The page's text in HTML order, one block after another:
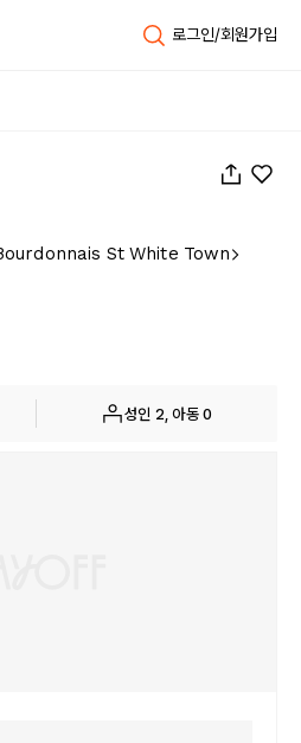
로그인/회원가입
Puducherry, 24/a La Bourdonnais St White Town
성인 2, 아동 0